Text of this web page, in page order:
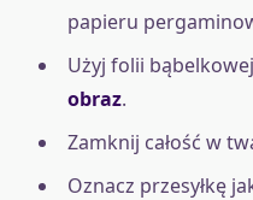
papieru
Użyj folii
obraz.
Zamknij całość w
Oznacz przesyłkę